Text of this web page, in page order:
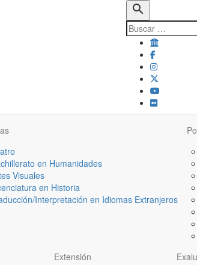
search
en Humanidades
Visuales
en Historia
Interpretación en Idiomas Extranjeros
Extensión